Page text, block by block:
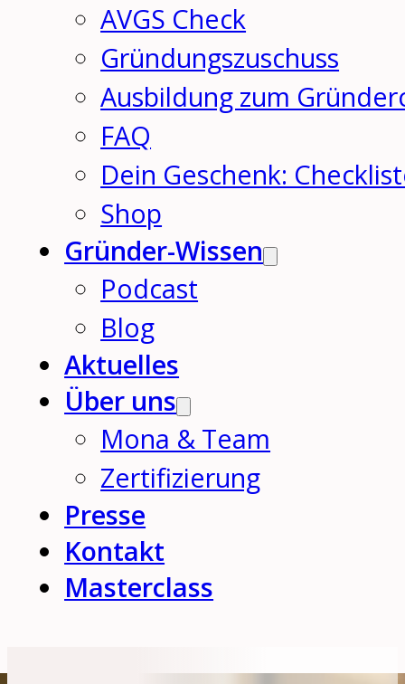
AVGS Check
Gründungszuschuss
Ausbildung zum
FAQ
Dein Geschenk:
Shop
Gründer-Wissen
Podcast
Blog
Aktuelles
Über uns
Mona & Team
Zertifizierung
Presse
Kontakt
Masterclass